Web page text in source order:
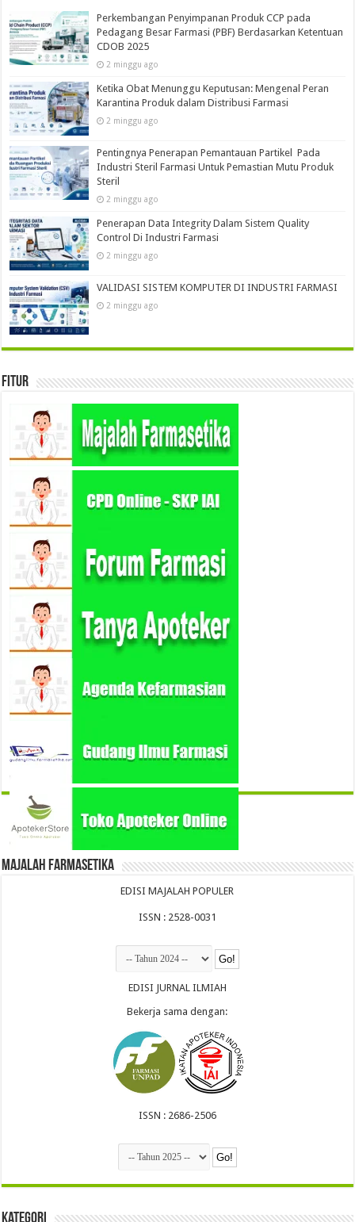
Perkembangan Penyimpanan Produk CCP pada
Pedagang Besar Farmasi (PBF) Berdasarkan Ketentuan
CDOB 2025
2 minggu ago
Ketika Obat Menunggu Keputusan: Mengenal Peran
Karantina Produk dalam Distribusi Farmasi
2 minggu ago
Pentingnya Penerapan Pemantauan Partikel Pada
Industri Steril Farmasi Untuk Pemastian Mutu Produk
Steril
2 minggu ago
Penerapan Data Integrity Dalam Sistem Quality
Control Di Industri Farmasi
2 minggu ago
VALIDASI SISTEM KOMPUTER DI INDUSTRI FARMASI
2 minggu ago
Fitur
Majalah Farmasetika
EDISI MAJALAH POPULER
ISSN : 2528-0031
EDISI JURNAL ILMIAH
Bekerja sama dengan:
ISSN : 2686-2506